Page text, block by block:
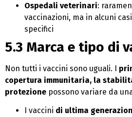
Ospedali veterinari:
vaccinazioni, ma in alcuni
specifici
5.3 Marca e tipo di
Non tutti i vaccini sono uguali. I
copertura immunitaria, la
protezione possono variare da
I vaccini di ultima